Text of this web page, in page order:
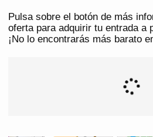
Pulsa sobre el botón de más
oferta para adquirir tu entrada a
¡No lo encontrarás más barato